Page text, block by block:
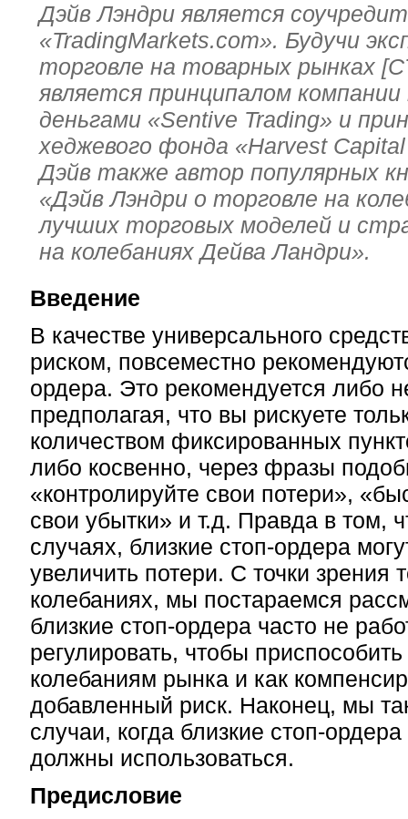
Дэйв Лэндри является
«TradingMarkets.com». Будучи
торговле на товарных рынках
является принципалом
деньгами «Sentive Trading» и
хеджевого фонда «Harvest
Дэйв также автор популярных
«Дэйв Лэндри о торговле на
лучших торговых моделей и
на колебаниях Дейва Ландри».
Введение
В качестве универсального
риском, повсеместно
ордера. Это рекомендуется либо
предполагая, что вы рискуете
количеством фиксированных
либо косвенно, через фразы
«контролируйте свои потери»,
свои убытки» и т.д. Правда в том,
случаях, близкие стоп-ордера
увеличить потери. С точки зрения
колебаниях, мы постараемся
близкие стоп-ордера часто не
регулировать, чтобы
колебаниям рынка и как
добавленный риск. Наконец, мы
случаи, когда близкие стоп-
должны использоваться.
Предисловие